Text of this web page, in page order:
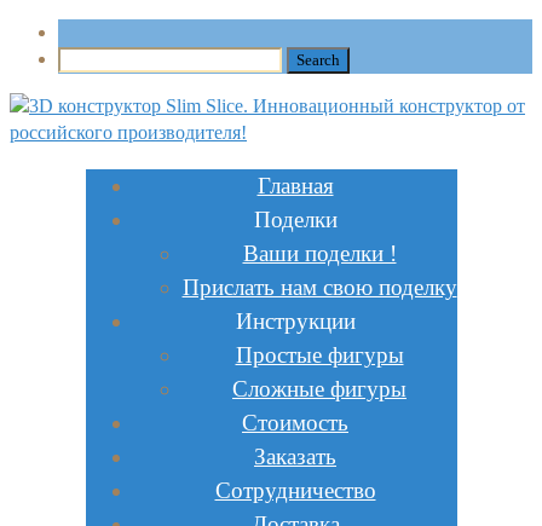
Главная
Поделки
Ваши поделки !
Прислать нам свою поделку
Инструкции
Простые фигуры
Сложные фигуры
Стоимость
Заказать
Сотрудничество